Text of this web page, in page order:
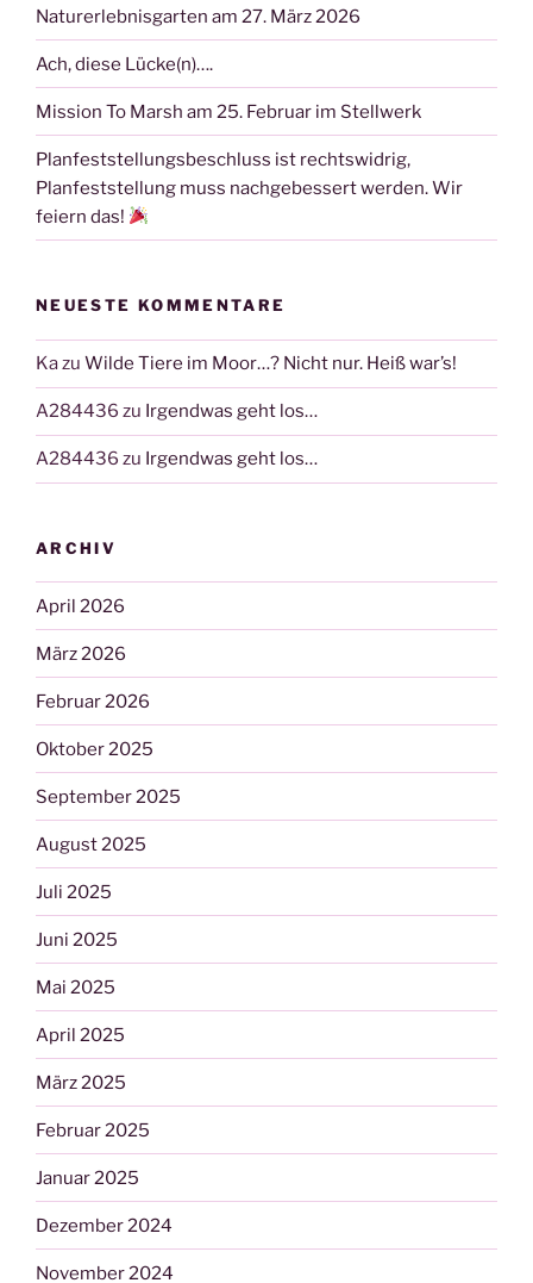
Naturerlebnisgarten am 27. März 2026
Ach, diese Lücke(n)….
Mission To Marsh am 25. Februar im Stellwerk
Planfeststellungsbeschluss ist rechtswidrig,
Planfeststellung muss nachgebessert werden. Wir
feiern das!
NEUESTE KOMMENTARE
Kazu Wilde Tiere im Moor…? Nicht nur. Heiß war’s!
A284436 zu Irgendwas geht los…
A284436 zu Irgendwas geht los…
ARCHIV
April 2026
März 2026
Februar 2026
Oktober 2025
September 2025
August 2025
Juli 2025
Juni 2025
Mai 2025
April 2025
März 2025
Februar 2025
Januar 2025
Dezember 2024
November 2024